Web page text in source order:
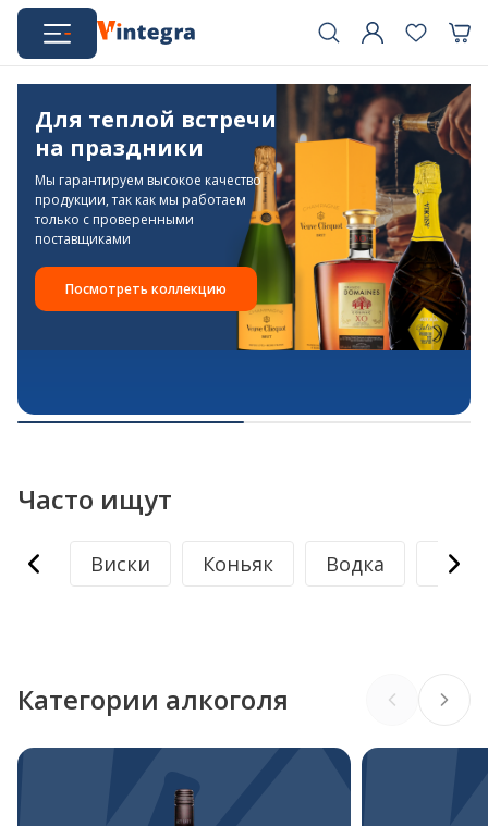
Интернет-
магазин
Vintegra
Для теплой встречи
на праздники
Мы гарантируем высокое качество
продукции, так как мы работаем
только с проверенными
поставщиками
Посмотреть коллекцию
Часто ищут
Виски Коньяк Водка
Категории алкоголя